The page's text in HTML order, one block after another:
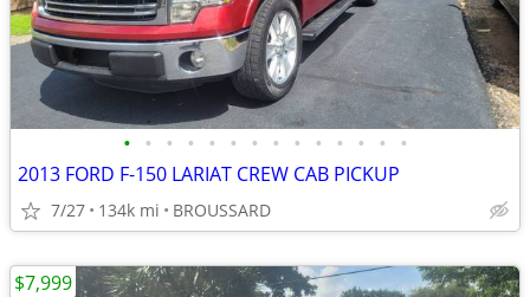
• • • • • • • • • • • • • •
2013 FORD F-150 LARIAT CREW CAB PICKUP
7/27 134k mi BROUSSARD
$7,999